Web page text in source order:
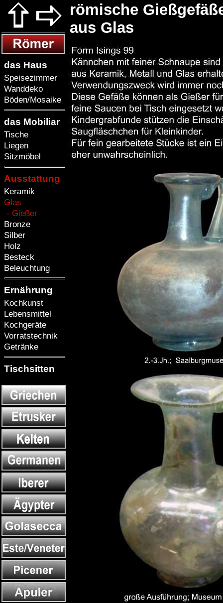
das Haus
Speisezimmer
Wanddeko
Böden/Mosaike
das Mobiliar
Tische
Liegen
Sitzmöbel
Ausstattung
Keramik
Glas
- Gießer
Bronze
Silber
Holz
Besteck
Beleuchtung
Ernährung
Kochkunst
Lebensmittel
Kochgeräte
Vorratstechnik
Getränke
Tischsitten
römische
aus Glas